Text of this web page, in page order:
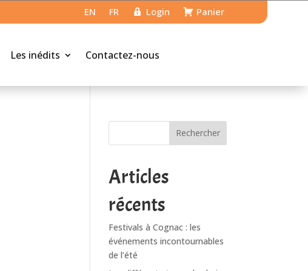
EN FR Login Panier
Les inédits Contactez-nous
Rechercher
Articles
récents
Festivals à Cognac : les
événements incontournables
de l’été